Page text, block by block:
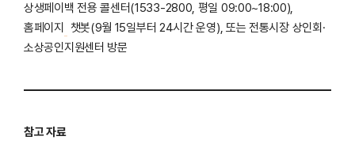
상생페이백 전용 콜센터(1533-2800, 평일 09:00~18:00),
홈페이지
챗봇(9월 15일부터 24시간 운영), 또는 전통시장 상인회·
소상공인지원센터 방문
참고 자료